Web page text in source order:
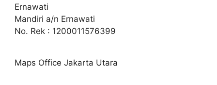
Ernawati
Mandiri a/n Ernawati
No. Rek : 1200011576399
Maps Office Jakarta Utara